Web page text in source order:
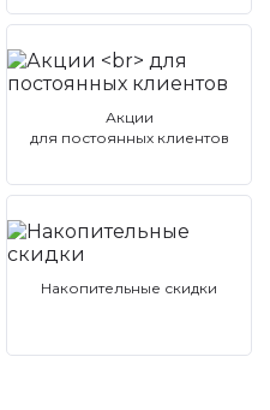
Акции
для постоянных клиентов
Накопительные скидки